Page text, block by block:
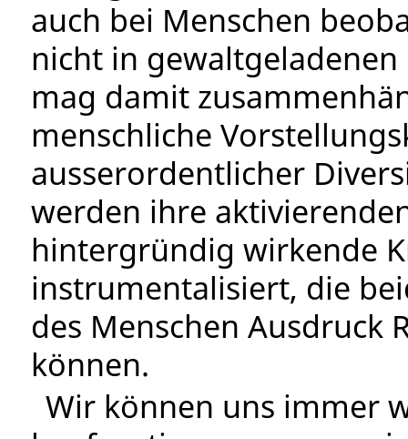
auch bei Menschen
nicht in
mag damit
menschliche
ausserordentlicher
werden ihre
hintergründig wirkende
instrumentalisiert, die
des Menschen Ausdruck
können.
Wir können uns immer